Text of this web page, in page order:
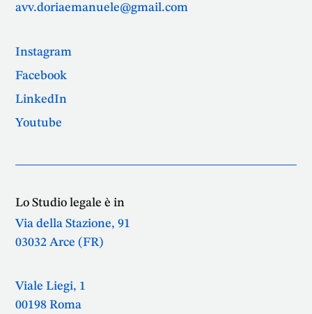
avv.doriaemanuele@gmail.com
Instagram
Facebook
LinkedIn
Youtube
Lo Studio legale è in
Via della Stazione, 91
03032 Arce (FR)
Viale Liegi, 1
00198 Roma